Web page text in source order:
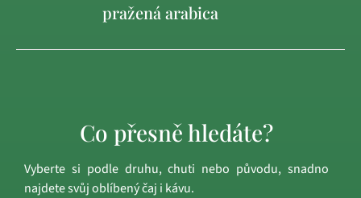
pražená arabica
Co přesně hledáte?
Vyberte si podle druhu, chuti nebo původu, snadno
najdete svůj oblíbený čaj i kávu.